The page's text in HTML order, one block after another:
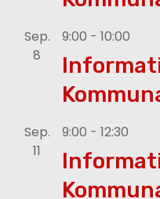
e
i
t
r
ä
Sep.
8
9:00 - 10:00
Sep.
11
9:00 - 12:30